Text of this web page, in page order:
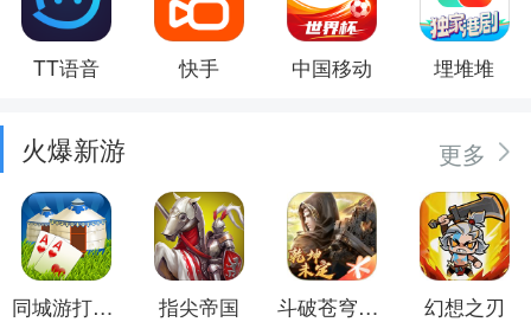
TT语音 快手 中国移动 埋堆堆
火爆新游 更多
同城游打大尖 指尖帝国 斗破苍穹：异火重燃 幻想之刃